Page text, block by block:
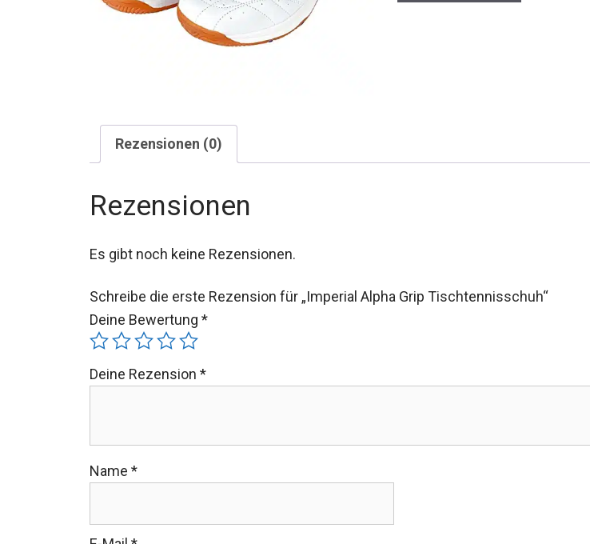
Rezensionen (0)
Rezensionen
Es gibt noch keine Rezensionen.
Schreibe die erste Rezension für „Imperial Alpha Grip Tischtennisschuh“
Deine Bewertung *
Deine Rezension *
Name *